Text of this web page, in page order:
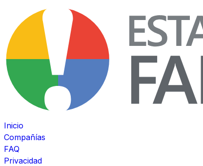
Inicio
Compañías
FAQ
Privacidad